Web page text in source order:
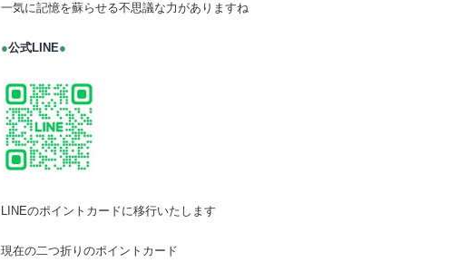
一気に記憶を蘇らせる不思議な力がありますね
●公式LINE●
LINEのポイントカードに移行いたします
現在の二つ折りのポイントカード